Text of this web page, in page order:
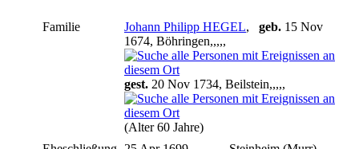
Familie Johann Philipp HEGEL, geb. 15 Nov
1674, Böhringen,,,,,
gest. 20 Nov 1734, Beilstein,,,,,
(Alter 60 Jahre)